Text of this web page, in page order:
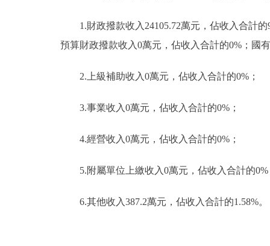
1.財政撥款收入24105.72萬元，佔收入合計
預算財政撥款收入0萬元，佔收入合計的0%；國
2.上級補助收入0萬元，佔收入合計的0%；
3.事業收入0萬元，佔收入合計的0%；
4.經營收入0萬元，佔收入合計的0%；
5.附屬單位上繳收入0萬元，佔收入合計的
6.其他收入387.2萬元，佔收入合計的1.58%。